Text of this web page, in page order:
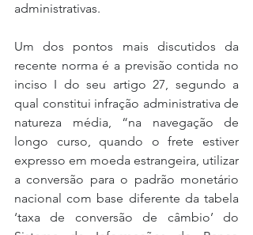
administrativas.
Um dos pontos mais discutidos da
recente norma é a previsão contida no
inciso I do seu artigo 27, segundo a
qual constitui infração administrativa de
natureza média, “na navegação de
longo curso, quando o frete estiver
expresso em moeda estrangeira, utilizar
a conversão para o padrão monetário
nacional com base diferente da tabela
‘taxa de conversão de câmbio’ do